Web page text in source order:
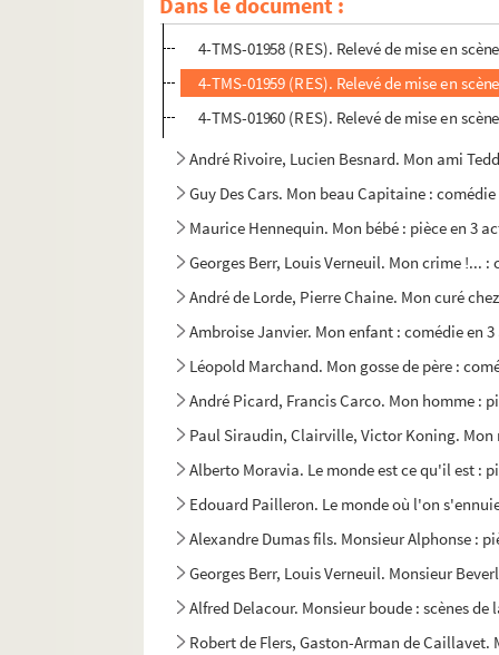
4-TMS-01957 (RES). Relevé de mise en
4-TMS-01958 (RES). Relevé de mise en
4-TMS-01959 (RES). Relevé de mise en
4-TMS-01960 (RES). Relevé de mise en
André Rivoire, Lucien Besnard. Mon ami
Guy Des Cars. Mon beau Capitaine :
Maurice Hennequin. Mon bébé : pièce en 3
Georges Berr, Louis Verneuil. Mon crime !...
André de Lorde, Pierre Chaine. Mon curé
Ambroise Janvier. Mon enfant : comédie en 3
Léopold Marchand. Mon gosse de père :
André Picard, Francis Carco. Mon homme :
Paul Siraudin, Clairville, Victor Koning. Mon
Alberto Moravia. Le monde est ce qu'il est :
Edouard Pailleron. Le monde où l'on
Alexandre Dumas fils. Monsieur Alphonse :
Georges Berr, Louis Verneuil. Monsieur
Alfred Delacour. Monsieur boude : scènes de
Robert de Flers, Gaston-Arman de